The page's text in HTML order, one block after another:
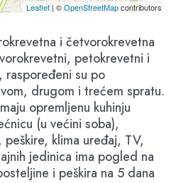
Leaflet| ©OpenStreetMapcontributors
i četvorokrevetna
petokrevetni i
raspoređeni su po
drugom i trećem spratu.
opremljenu kuhinju
(u većini soba),
klima uređaj, TV,
jedinica ima pogled na
i peškira na 5 dana